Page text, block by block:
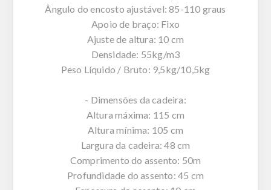
Ângulo do encosto ajustável: 85-110 graus
Apoio de braço: Fixo
Ajuste de altura: 10 cm
Densidade: 55kg/m3
Peso Líquido / Bruto: 9,5kg/10,5kg
- Dimensões da cadeira:
Altura máxima: 115 cm
Altura mínima: 105 cm
Largura da cadeira: 48 cm
Comprimento do assento: 50m
Profundidade do assento: 45 cm